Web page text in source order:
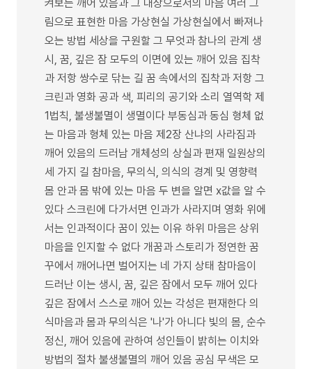
켜보는 깨어 있음과 그 대상으로서의 마음 여러 그
림으로 표현한 마음 가상현실 가상현실에서 빠져나
오는 방법 세상을 구원할 그 무엇과 참나의 관계 생
시, 꿈, 깊은 잠 모두의 이면에 있는 깨어 있음 집착
과 저항 쌍수로 닦는 길 꿈 속에서의 집착과 저항 그
크린과 영화 공과 색, 피리의 공기와 소리 열역학 제
1법칙, 불생불멸이 생멸이다 부동심과 동심 형체 없
는 마음과 형체 있는 마음 제2장 산냐의 사라짐과
깨어 있음의 드러남 개체성의 상실과 편재 일원상의
세 가지 길 참마음, 무의식, 의식의 경계 및 영향력
몸 안과 몸 밖에 있는 마음 두 변을 알면 x값을 알 수
있다 스크린에 다가서면 인과가 사라지며 영화 위에
서는 인과적이다 꿈이 있는 이유 하위 마음은 상위
마음을 인지할 수 없다 개꿈과 스토리가 정연한 꿈
꾸에서 깨어나면 벌어지는 네 가지 상태 참마음이
드러난 이는 생시, 꿈, 깊은 잠에서 모두 깨어 있다
깊은 잠에서 스스로 깨어 있는 각성은 편재한다 의
식마음과 몸과 무의식은 '나'가 아니다 빛의 몸, 순수
정신, 깨어 있음에 관하여 성인들이 밝히는 이치와
방법의 절차 불생불멸의 깨어 있음 공심 무색은 모